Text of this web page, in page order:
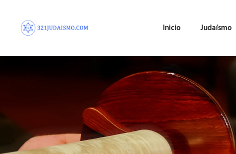
Inicio Judaísmo